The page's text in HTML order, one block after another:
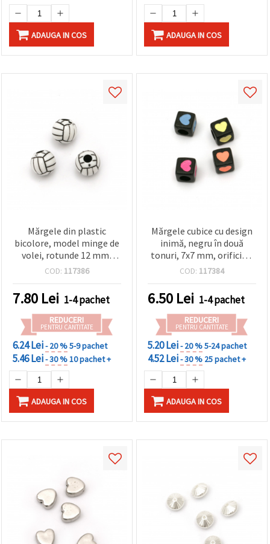
ADAUGA IN COS ADAUGA IN COS
Mărgele din plastic
bicolore, model minge de
volei, rotunde 12 mm,
gaură 3,5 mm, alb și negru
COD: 117386
7.80 Lei 1-4 pachet
REDUCERI
PENTRU CANTITATE
6.24 Lei- 20 %5-9 pachet
5.46 Lei- 30 %10 pachet +
ADAUGA IN COS
Mărgele cubice cu design
inimă, negru în două
tonuri, 7x7 mm, orificiu 4
mm – pachet 20 g (~75
proiecte creative
handmade și DIY
COD: 117384
6.50 Lei 1-4 pachet
REDUCERI
PENTRU CANTITATE
5.20 Lei- 20 %5-24 pachet
4.52 Lei- 30 % 25 pachet +
ADAUGA IN COS